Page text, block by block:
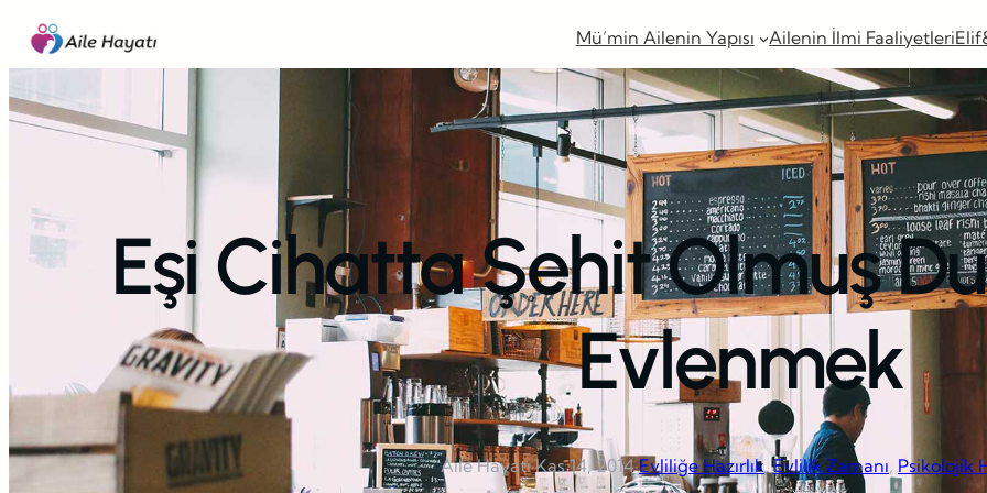
İçeriğe
geç
Mü’min Ailenin Yapısı Ailenin İlmi Faaliyetleri
Eşi Cihatta Şehit Olmuş
Evlenmek
Aile Hayatı·Kas 14, 2014·Evliliğe Hazırlık, Evlilik Zamanı, Psikolojik